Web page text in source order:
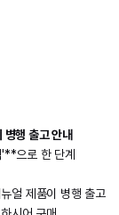
병행 출고 안내
으로 한 단계
얼 제품이 병행 출고